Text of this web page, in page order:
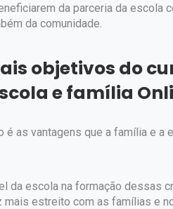
da parceria da escola
da comunidade.
objetivos do
e família
as vantagens que a família e a
da escola na formação dessas
mais estreito com as famílias e